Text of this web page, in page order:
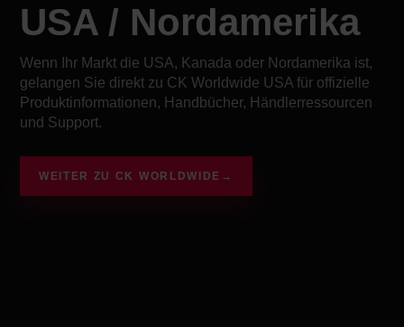
USA / Nordamerika
Wenn Ihr Markt die USA, Kanada oder Nordamerika ist,
gelangen Sie direkt zu CK Worldwide USA für offizielle
Produktinformationen, Handbücher, Händlerressourcen
und Support.
WEITER ZU CK WORLDWIDE →